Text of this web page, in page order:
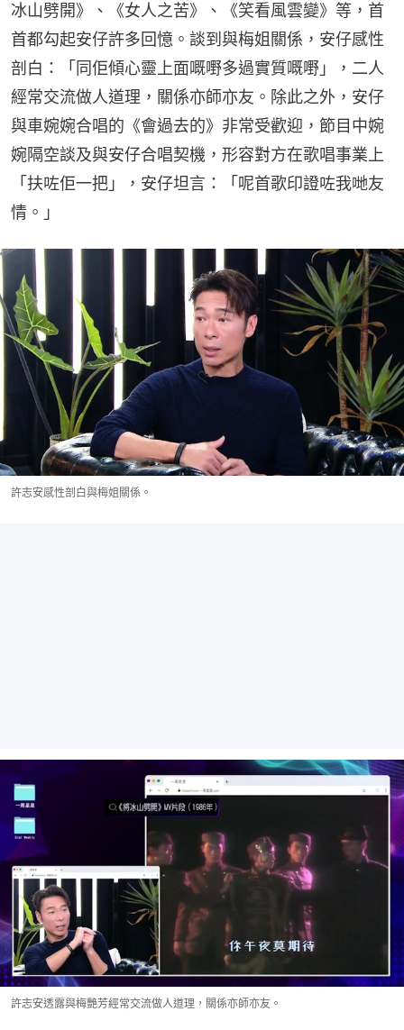
冰山劈開》、《女人之苦》、《笑看風雲變》等，首
首都勾起安仔許多回憶。談到與梅姐關係，安仔感性
剖白：「同佢傾心靈上面嘅嘢多過實質嘅嘢」，二人
經常交流做人道理，關係亦師亦友。除此之外，安仔
與車婉婉合唱的《會過去的》非常受歡迎，節目中婉
婉隔空談及與安仔合唱契機，形容對方在歌唱事業上
「扶咗佢一把」，安仔坦言：「呢首歌印證咗我哋友
情。」
許志安感性剖白與梅姐關係。
許志安透露與梅艷芳經常交流做人道理，關係亦師亦友。